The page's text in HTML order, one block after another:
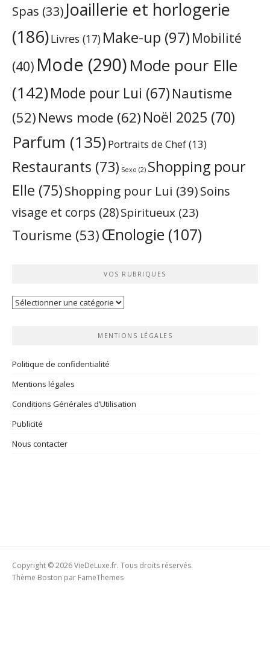
Spas (33) Joaillerie et horlogerie
(186)Livres (17) Make-up (97) Mobilité
(40) Mode (290)Mode pour Elle
(142)Mode pour Lui (67) Nautisme
(52) News mode (62)Noël 2025 (70)
Parfum (135)Portraits de Chef(13)
Restaurants (73) Sexo (2) Shopping pour
Elle (75)Shopping pour Lui (39)Soins
visage et corps (28)Spiritueux (23)
Tourisme (53) Œnologie (107)
VOS RUBRIQUES
Vos
MENTIONS LÉGALES
Politique de confidentialité
Mentions légales
Conditions Générales d’Utilisation
Publicité
Nous contacter
Copyright © 2026 VieDeLuxe.fr. Tous droits réservés.
Thème Boston par FameThemes